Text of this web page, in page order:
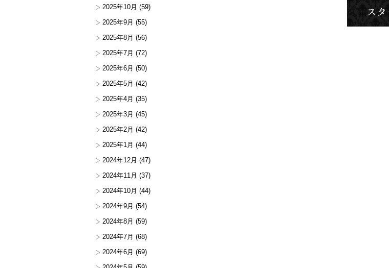
2025年10月 (59)
2025年9月 (55)
2025年8月 (56)
2025年7月 (72)
2025年6月 (50)
2025年5月 (42)
2025年4月 (35)
2025年3月 (45)
2025年2月 (42)
2025年1月 (44)
2024年12月 (47)
2024年11月 (37)
2024年10月 (44)
2024年9月 (54)
2024年8月 (59)
2024年7月 (68)
2024年6月 (69)